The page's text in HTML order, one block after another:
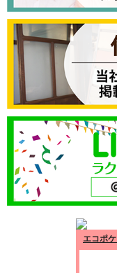
エコポ